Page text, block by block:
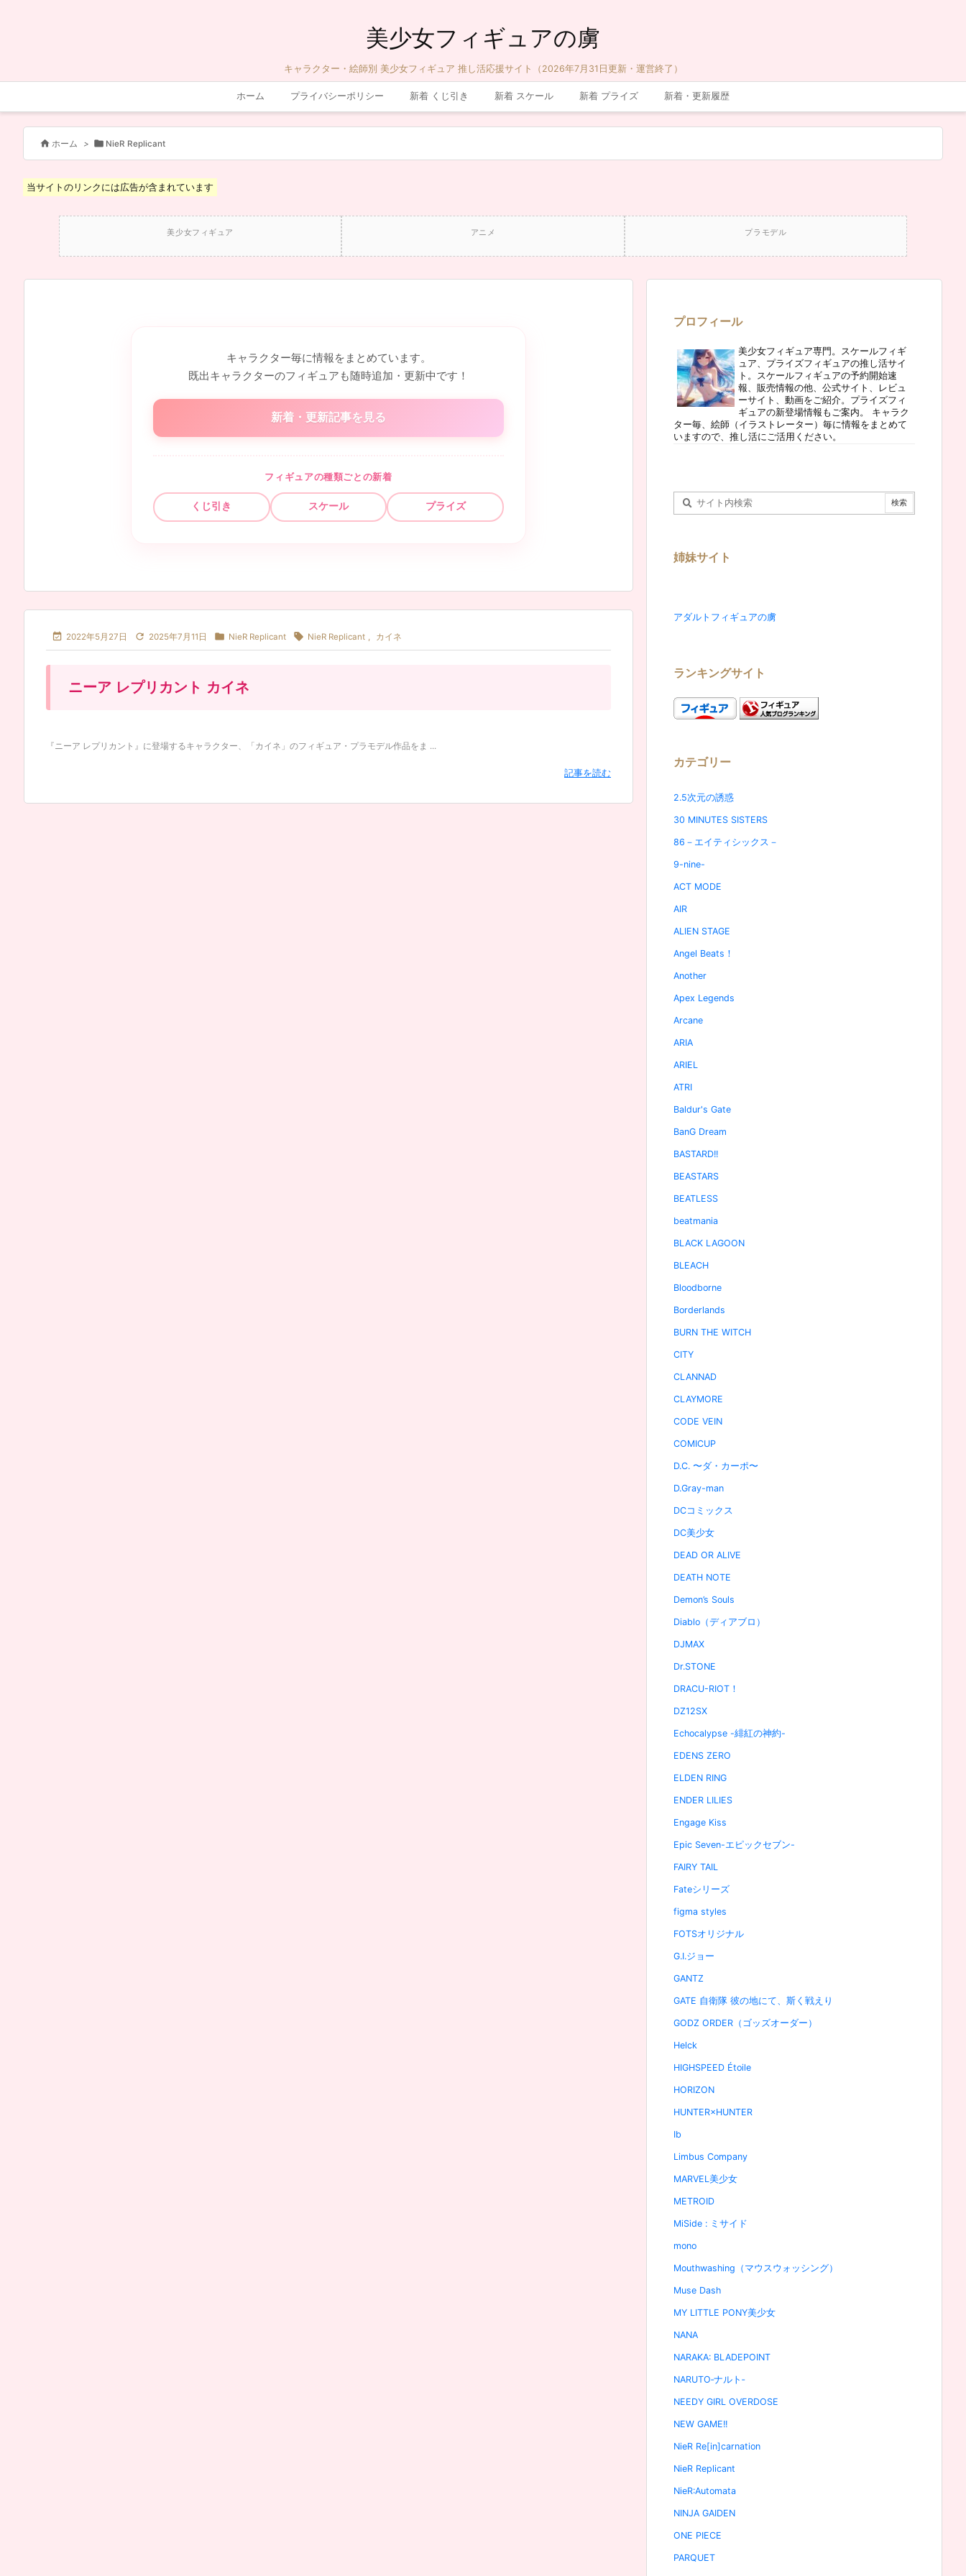
美少女フィギュアの虜
キャラクター・絵師別 美少女フィギュア 推し活応援サイト（2026年7月31日更新・運営終了）
ホーム プライバシーポリシー 新着 くじ引き 新着 スケール 新着 プライズ 新着・更新履歴
 ホーム >  NieR Replicant
当サイトのリンクには広告が含まれています
美少女フィギュア アニメ プラモデル
キャラクター毎に情報をまとめています。
既出キャラクターのフィギュアも随時追加・更新中です！
新着・更新記事を見る
フィギュアの種類ごとの新着
くじ引き スケール プライズ
 2022年5月27日  2025年7月11日  NieR Replicant  NieR Replicant , カイネ
ニーア レプリカント カイネ
『ニーア レプリカント』に登場するキャラクター、「カイネ」のフィギュア・プラモデル作品をま ...
記事を読む
プロフィール
美少女フィギュア専門。スケールフィギ
ュア、プライズフィギュアの推し活サイ
ト。スケールフィギュアの予約開始速
報、販売情報の他、公式サイト、レビュ
ーサイト、動画をご紹介。プライズフィ
ギュアの新登場情報もご案内。 キャラク
ター毎、絵師（イラストレーター）毎に情報をまとめて
いますので、推し活にご活用ください。
姉妹サイト
アダルトフィギュアの虜
ランキングサイト
カテゴリー
2.5次元の誘惑
30 MINUTES SISTERS
86－エイティシックス－
9-nine-
ACT MODE
AIR
ALIEN STAGE
Angel Beats！
Another
Apex Legends
Arcane
ARIA
ARIEL
ATRI
Baldur's Gate
BanG Dream
BASTARD!!
BEASTARS
BEATLESS
beatmania
BLACK LAGOON
BLEACH
Bloodborne
Borderlands
BURN THE WITCH
CITY
CLANNAD
CLAYMORE
CODE VEIN
COMICUP
D.C. 〜ダ・カーポ〜
D.Gray-man
DCコミックス
DC美少女
DEAD OR ALIVE
DEATH NOTE
Demon’s Souls
Diablo（ディアブロ）
DJMAX
Dr.STONE
DRACU-RIOT！
DZ12SX
Echocalypse -緋紅の神約-
EDENS ZERO
ELDEN RING
ENDER LILIES
Engage Kiss
Epic Seven-エピックセブン-
FAIRY TAIL
Fateシリーズ
figma styles
FOTSオリジナル
G.I.ジョー
GANTZ
GATE 自衛隊 彼の地にて、斯く戦えり
GODZ ORDER（ゴッズオーダー）
Helck
HIGHSPEED Étoile
HORIZON
HUNTER×HUNTER
Ib
Limbus Company
MARVEL美少女
METROID
MiSide : ミサイド
mono
Mouthwashing（マウスウォッシング）
Muse Dash
MY LITTLE PONY美少女
NANA
NARAKA: BLADEPOINT
NARUTO‐ナルト‐
NEEDY GIRL OVERDOSE
NEW GAME!!
NieR Re[in]carnation
NieR Replicant
NieR:Automata
NINJA GAIDEN
ONE PIECE
PARQUET